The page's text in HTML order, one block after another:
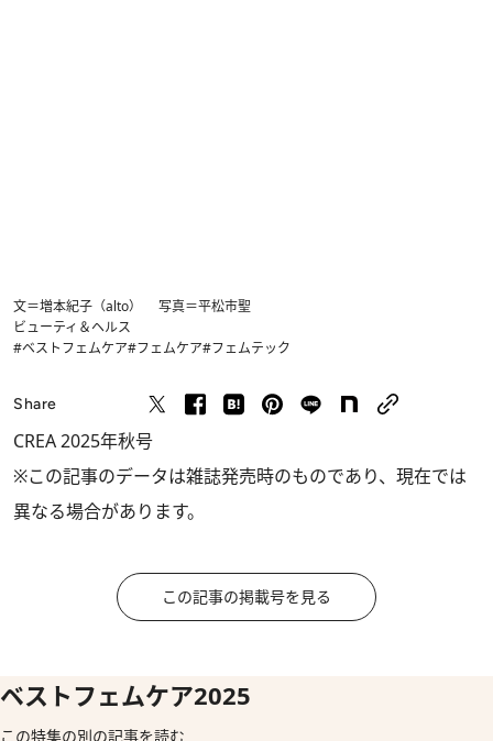
文＝増本紀子（alto） 写真＝平松市聖
ビューティ＆ヘルス
#ベストフェムケア#フェムケア#フェムテック
Share
CREA 2025年秋号
※この記事のデータは雑誌発売時のものであり、現在では
異なる場合があります。
この記事の掲載号を見る
ベストフェムケア2025
この特集の別の記事を読む